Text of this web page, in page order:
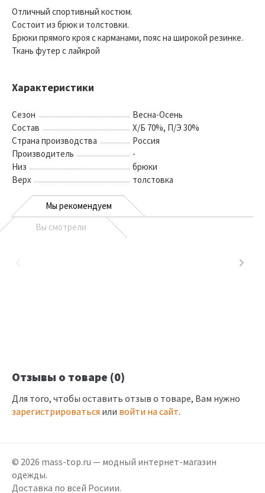
Отличный спортивный костюм.
Состоит из брюк и толстовки.
Брюки прямого кроя с карманами, пояс на широкой резинке.
Ткань футер с лайкрой
Характеристики
Сезон
Весна-Осень
Состав
Х/Б 70%, П/Э 30%
Страна производства
Россия
Производитель
-
Низ
брюки
Верх
толстовка
Мы рекомендуем
Вы смотрели
Отзывы о товаре (0)
Для того, чтобы оставить отзыв о товаре, Вам нужно
зарегистрироваться или войти на сайт.
© 2026 mass-top.ru — модный интернет-магазин
одежды.
Доставка по всей Росиии.